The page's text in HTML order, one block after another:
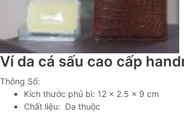
Ví da cá sấu cao cấp
Thông Số:
Kích thước phủ bì: 12 x 2.5 x 9 cm
Chất liệu: Da thuộc